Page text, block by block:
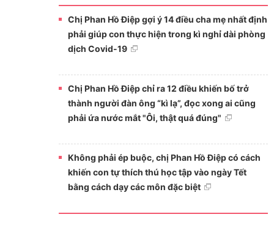
Chị Phan Hồ Điệp gợi ý 14 điều cha mẹ nhất định
phải giúp con thực hiện trong kì nghỉ dài phòng
dịch Covid-19
Chị Phan Hồ Điệp chỉ ra 12 điều khiến bố trở
thành người đàn ông “kì lạ”, đọc xong ai cũng
phải ứa nước mắt "Ôi, thật quá đúng"
Không phải ép buộc, chị Phan Hồ Điệp có cách
khiến con tự thích thú học tập vào ngày Tết
bằng cách dạy các môn đặc biệt